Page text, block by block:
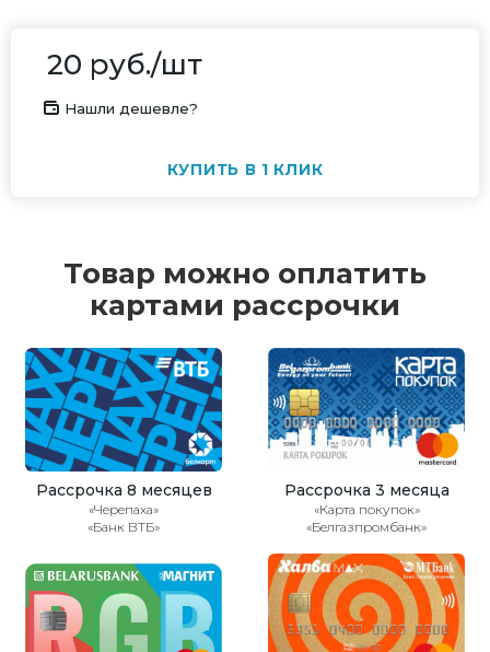
20 руб./шт
Нашли дешевле?
КУПИТЬ В 1 КЛИК
Товар можно оплатить
картами рассрочки
Рассрочка 8 месяцев
«Черепаха»
«Банк ВТБ»
Рассрочка 3 месяца
«Карта покупок»
«Белгазпромбанк»